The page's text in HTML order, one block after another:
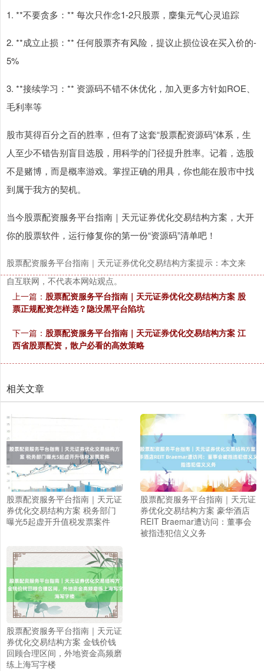
1. **不要贪多：** 每次只作念1-2只股票，麇集元气心灵追踪
2. **成立止损：** 任何股票齐有风险，提议止损位设在买入价的-
5%
3. **接续学习：** 资源码不错不休优化，加入更多方针如ROE、
毛利率等
股市莫得百分之百的胜率，但有了这套“股票配资源码”体系，生
人至少不错告别盲目选股，用科学的门径提升胜率。记着，选股
不是赌博，而是概率游戏。掌捏正确的用具，你也能在股市中找
到属于我方的契机。
当今股票配资服务平台指南｜天元证券优化交易结构方案，大开
你的股票软件，运行修复你的第一份“资源码”清单吧！
股票配资服务平台指南｜天元证券优化交易结构方案提示：本文来
自互联网，不代表本网站观点。
上一篇： 股票配资服务平台指南｜天元证券优化交易结构方案 股
票正规配资怎样选？隐没黑平台陷坑
下一篇： 股票配资服务平台指南｜天元证券优化交易结构方案 江
西省股票配资，散户必看的高效策略
相关文章
股票配资服务平台指南｜天元证
券优化交易结构方案 税务部门
曝光5起虚开升值税发票案件
股票配资服务平台指南｜天元证
券优化交易结构方案 豪华酒店
REIT Braemar遭访问：董事会
被指违犯信义义务
股票配资服务平台指南｜天元证
券优化交易结构方案 金钱价钱
回顾合理区间，外地资金高频磨
练上海写字楼
上证综指 3900.35